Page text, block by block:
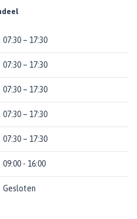
07:30 – 17:30
07:30 – 17:30
07:30 – 17:30
07:30 – 17:30
07:30 – 17:30
09:00 - 16:00
Gesloten